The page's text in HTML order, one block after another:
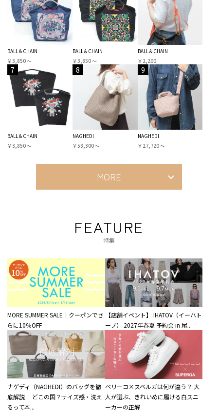
BALL＆CHAIN
￥3,850 〜
BALL＆CHAIN
￥3,850 〜
BALL＆CHAIN
￥2,200
7
BALL＆CHAIN
￥3,850 〜
8
NAGHEDI
￥58,300 〜
9
NAGHEDI
￥27,720 〜
MORE
FEATURE
特集
MORE SUMMER SALE｜クーポンでさ
らに10％OFF
【店舗イベント】 IHATOV（イーハト
ーブ） 2027年春夏 予約会 in 尾...
ナゲディ（NAGHEDI）のバッグを徹
底解説｜ どこの国？サイズ感・洗え
るって本...
ペリーコ×スペルガは何が違う？ 大
人が選ぶ、きれいめに履ける白スニ
ーカーの正解